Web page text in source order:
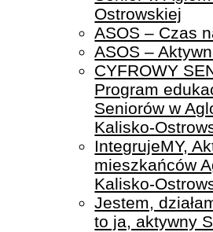
Ostrowskiej
ASOS – Czas
ASOS –
CYFROWY
Program
Seniorów w
Kalisko-
IntegrujeMY,
mieszkańców
Kalisko-
Jestem,
to ja, aktywny